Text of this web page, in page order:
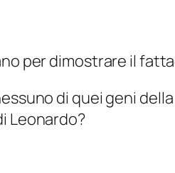
per dimostrare il
di quei geni della
Leonardo?